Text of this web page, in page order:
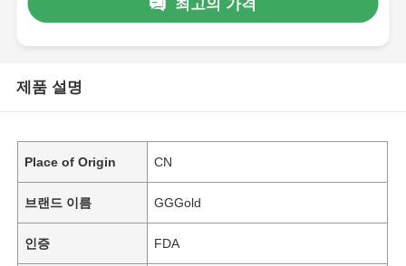
최고의 가격
제품 설명
Place of Origin CN
브랜드 이름 GGGold
인증 FDA